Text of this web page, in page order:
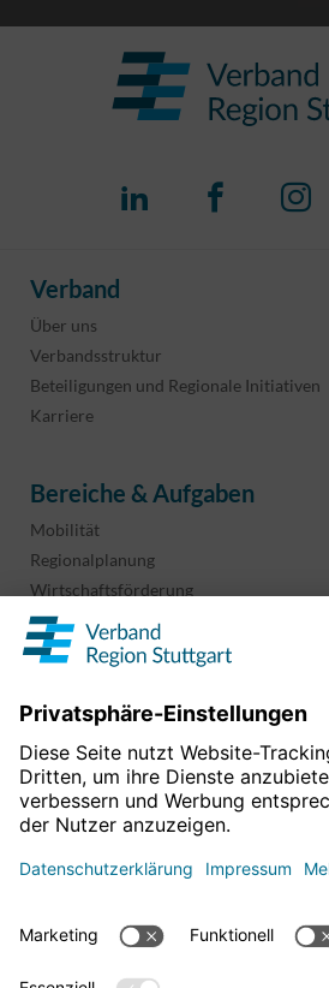
Verband
Über uns
Verbandsstruktur
Beteiligungen und Regionale Initiativen
Karriere
Bereiche & Aufgaben
Mobilität
Regionalplanung
Wirtschaftsförderung
Sport und Kultur
Projekte & Programme
Informationen & Downloads
Geoinformation